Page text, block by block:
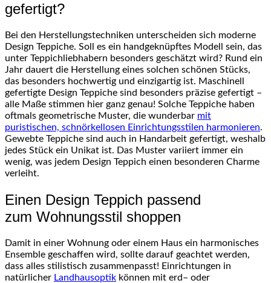
gefertigt?
Bei den Herstellungstechniken unterscheiden sich moderne
Design Teppiche. Soll es ein handgeknüpftes Modell sein, das
unter Teppichliebhabern besonders geschätzt wird? Rund ein
Jahr dauert die Herstellung eines solchen schönen Stücks,
das besonders hochwertig und einzigartig ist. Maschinell
gefertigte Design Teppiche sind besonders präzise gefertigt –
alle Maße stimmen hier ganz genau! Solche Teppiche haben
oftmals geometrische Muster, die wunderbar mit
puristischen, schnörkellosen Einrichtungsstilen harmonieren.
Gewebte Teppiche sind auch in Handarbeit gefertigt, weshalb
jedes Stück ein Unikat ist. Das Muster variiert immer ein
wenig, was jedem Design Teppich einen besonderen Charme
verleiht.
Einen Design Teppich passend
zum Wohnungsstil shoppen
Damit in einer Wohnung oder einem Haus ein harmonisches
Ensemble geschaffen wird, sollte darauf geachtet werden,
dass alles stilistisch zusammenpasst! Einrichtungen in
natürlicher Landhausoptik können mit erd– oder